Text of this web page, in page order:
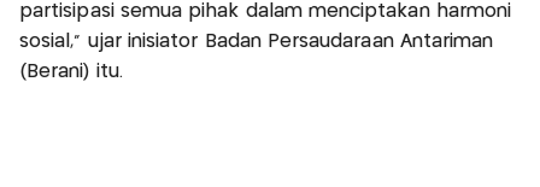
partisipasi semua pihak dalam menciptakan harmoni
sosial,” ujar inisiator Badan Persaudaraan Antariman
(Berani) itu.